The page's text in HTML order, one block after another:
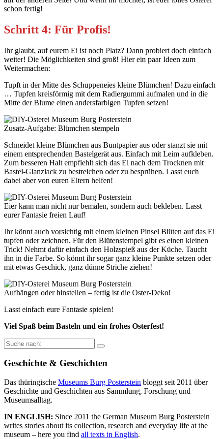
schon fertig!
Schritt 4: Für Profis!
Ihr glaubt, auf eurem Ei ist noch Platz? Dann probiert doch einfach
weiter! Die Möglichkeiten sind groß! Hier ein paar Ideen zum
Weitermachen:
Tupft in der Mitte des Schuppeneies kleine Blümchen! Dazu einfach
… Tupfen kreisförmig mit dem Radiergummi aufmalen und in die
Mitte der Blume einen andersfarbigen Tupfen setzen!
Zusatz-Aufgabe: Blümchen stempeln
Schneidet kleine Blümchen aus Buntpapier aus oder stanzt sie mit
einem entsprechenden Bastelgerät aus. Einfach mit Leim aufkleben.
Zum besseren Halt empfiehlt sich das Ei nach dem Trocknen mit
Bastel-Glanzlack zu bestreichen oder zu besprühen. Lasst euch
dabei aber von euren Eltern helfen!
Eier kann man nicht nur bemalen, sondern auch bekleben. Lasst
eurer Fantasie freien Lauf!
Ihr könnt auch vorsichtig mit einem kleinen Pinsel Blüten auf das Ei
tupfen oder zeichnen. Für den Blütenstempel gibt es einen kleinen
Trick! Nehmt dafür einfach den Holzspieß aus der Küche. Taucht
ihn in die Farbe. So könnt ihr sogar ganz kleine Punkte setzen oder
mit etwas Geschick, ganz dünne Striche ziehen!
Aufhängen oder hinstellen – fertig ist die Oster-Deko!
Lasst einfach eure Fantasie spielen!
Viel Spaß beim Basteln und ein frohes Osterfest!
Suche
nach:
Geschichte & Geschichten
Das thüringische Museums Burg Posterstein bloggt seit 2011 über
Geschichte und Geschichten aus Sammlung, Forschung und
Museumsalltag.
IN ENGLISH: Since 2011 the German Museum Burg Posterstein
writes stories about its collection, research and everyday life at the
museum – here you find all texts in English.